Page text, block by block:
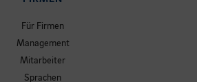
Für Firmen
Management
Mitarbeiter
Sprachen